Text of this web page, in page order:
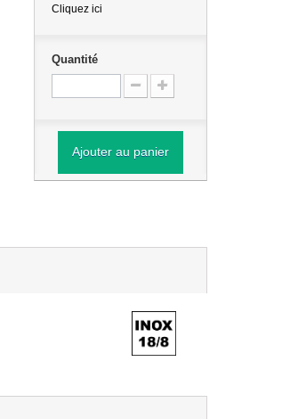
Cliquez ici
Quantité
Ajouter au panier